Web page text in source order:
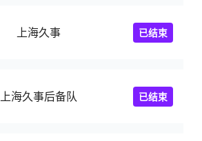
上海久事 已结束
上海久事后备队 已结束